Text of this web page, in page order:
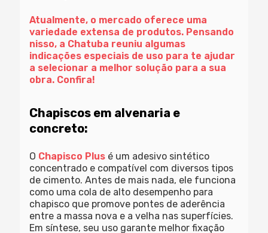
Atualmente, o mercado oferece uma
variedade extensa de produtos. Pensando
nisso, a Chatuba reuniu algumas
indicações especiais de uso para te ajudar
a selecionar a melhor solução para a sua
obra. Confira!
Chapiscos em alvenaria e
concreto:
O Chapisco Plus é um adesivo sintético
concentrado e compatível com diversos tipos
de cimento. Antes de mais nada, ele funciona
como uma cola de alto desempenho para
chapisco que promove pontes de aderência
entre a massa nova e a velha nas superfícies.
Em síntese, seu uso garante melhor fixação